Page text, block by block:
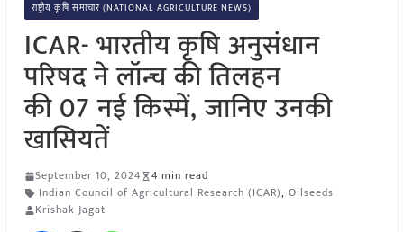
राष्ट्रीय कृषि समाचार (NATIONAL AGRICULTURE NEWS)
ICAR- भारतीय कृषि अनुसंधान
परिषद ने लॉन्च की तिलहन
की 07 नई किस्में, जानिए उनकी
खासियतें
September 10, 2024
4 min read
Indian Council of Agricultural Research (ICAR), Oilseeds
Krishak Jagat